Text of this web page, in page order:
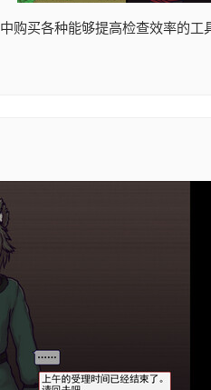
购买各种能够提高检查效率的